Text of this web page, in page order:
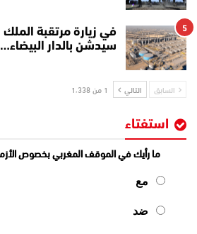
5
في زيارة مرتقبة
سيدشن بالدار البيضاء…
السابق التالي 1 من 1٬338
استفتاء
ما رأيك في الموقف المغربي بخصوص
مع
ضد